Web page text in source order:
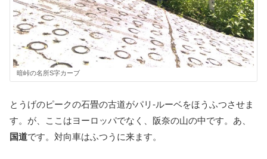
暗峠の名所S字カーブ
とうげのピークの石畳の古道がパリ-ルーベをほうふつさせま
す。が、ここはヨーロッパでなく、阪奈の山の中です。あ、
国道です。対向車はふつうに来ます。